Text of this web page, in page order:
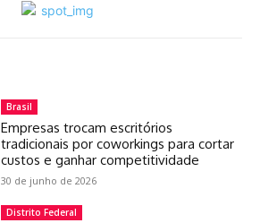
Brasil
Empresas trocam escritórios
tradicionais por coworkings para cortar
custos e ganhar competitividade
30 de junho de 2026
Distrito Federal